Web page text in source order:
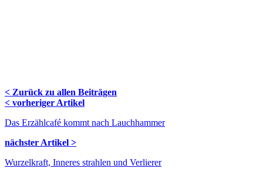
< Zurück zu allen Beiträgen
Navigation
Blog
< vorheriger Artikel
Das Erzählcafé kommt nach Lauchhammer
nächster Artikel >
Wurzelkraft, Inneres strahlen und Verlierer